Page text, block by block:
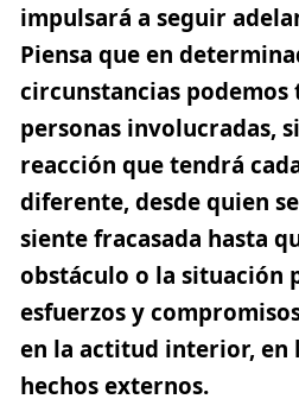
impulsará a seguir
Piensa que en
circunstancias podemos
personas involucradas,
reacción que tendrá
diferente, desde quien
siente fracasada hasta
obstáculo o la situación
esfuerzos y
en la actitud interior, en
hechos externos.